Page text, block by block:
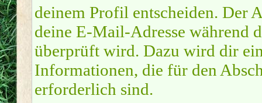
deinem Profil entscheiden. Der
deine E-Mail-Adresse während
überprüft wird. Dazu wird dir
Informationen, die für den
erforderlich sind.